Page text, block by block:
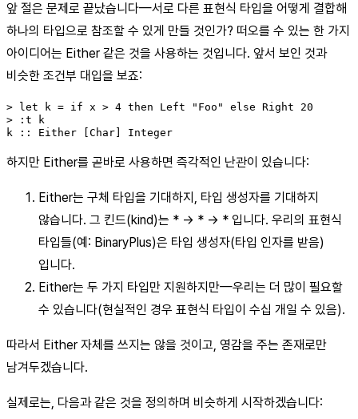
앞 절은 문제로 끝났습니다—서로 다른 표현식 타입을 어떻게 결합해
하나의 타입으로 참조할 수 있게 만들 것인가? 떠오를 수 있는 한 가지
아이디어는 Either 같은 것을 사용하는 것입니다. 앞서 보인 것과
비슷한 조건부 대입을 보죠:
> let k = if x > 4 then Left "Foo" else Right 20
> :t k
k :: Either [Char] Integer
하지만 Either를 곧바로 사용하면 즉각적인 난관이 있습니다:
Either는 구체 타입을 기대하지, 타입 생성자를 기대하지
않습니다. 그 킨드(kind)는 * -> * -> * 입니다. 우리의 표현식
타입들(예: BinaryPlus)은 타입 생성자(타입 인자를 받음)
입니다.
Either는 두 가지 타입만 지원하지만—우리는 더 많이 필요할
수 있습니다(현실적인 경우 표현식 타입이 수십 개일 수 있음).
따라서 Either 자체를 쓰지는 않을 것이고, 영감을 주는 존재로만
남겨두겠습니다.
실제로는, 다음과 같은 것을 정의하며 비슷하게 시작하겠습니다: